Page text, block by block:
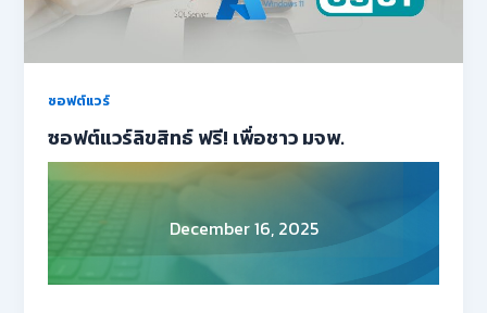
ซอฟต์แวร์
ซอฟต์แวร์ลิขสิทธ์ ฟรี! เพื่อชาว มจพ.
December 16, 2025